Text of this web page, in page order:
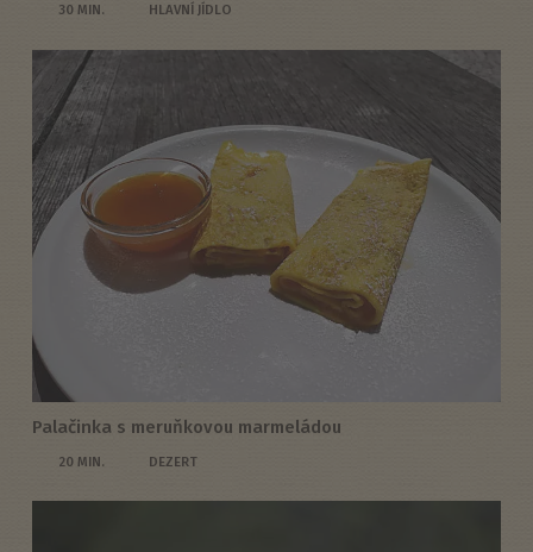
30 MIN. HLAVNÍ JÍDLO
Palačinka s meruňkovou marmeládou
20 MIN. DEZERT